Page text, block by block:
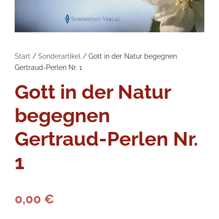
Start / Sonderartikel / Gott in der Natur begegnen
Gertraud-Perlen Nr. 1
Gott in der Natur
begegnen
Gertraud-Perlen Nr.
1
0,00 €